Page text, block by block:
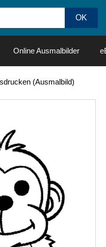
Online Ausmalbilder
(Ausmalbild)